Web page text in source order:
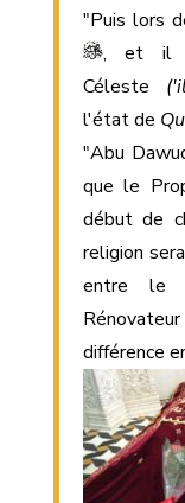
"Puis lors
, et il
Céleste
l'état de
"Abu
que le
début de
religion
entre le
différence